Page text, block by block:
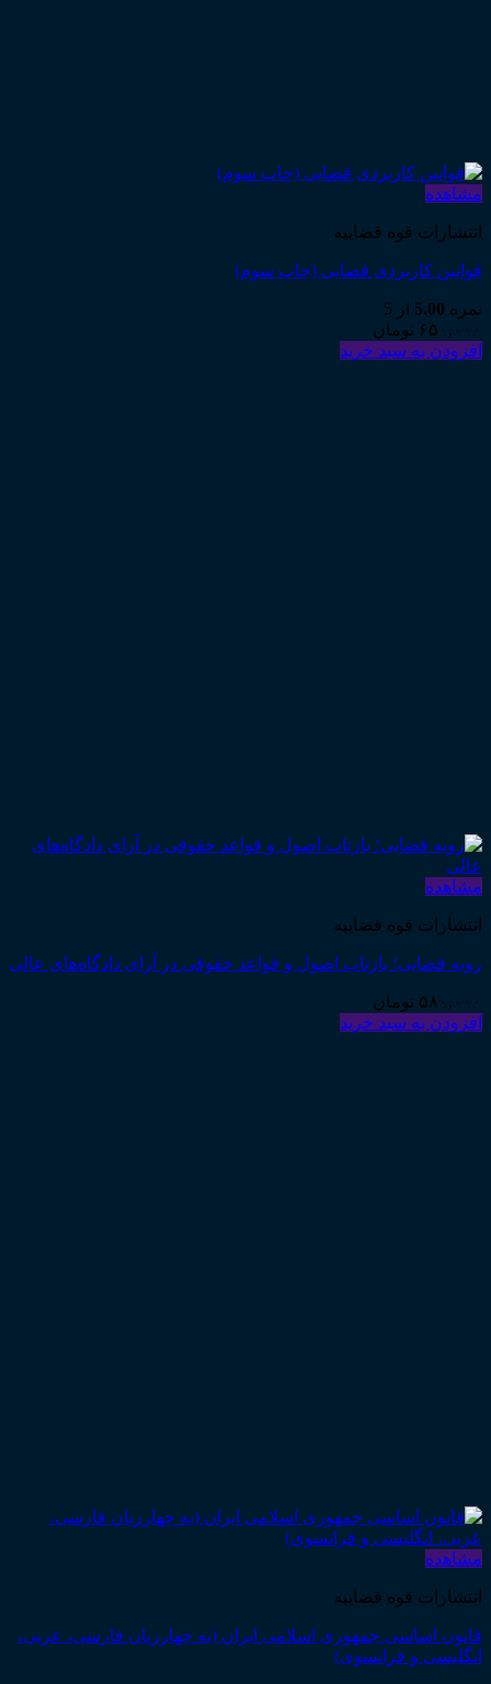
مشاهده
انتشارات قوه قضاییه
قوانین کاربردی قضایی (چاپ سوم)
نمره 5.00 از 5
۶۵۰,۰۰۰ تومان
افزودن به سبد خرید
مشاهده
انتشارات قوه قضاییه
رویه قضایی؛ بازتاب اصول و قواعد حقوقی در آرای دادگاه‌های عالی
۵۸۰,۰۰۰ تومان
افزودن به سبد خرید
مشاهده
انتشارات قوه قضاییه
قانون اساسی جمهوری اسلامی ایران (به چهارزبان فارسی، عربی،
انگلیسی و فرانسوی)